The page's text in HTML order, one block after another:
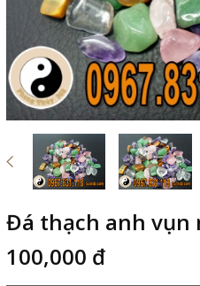
Đá thạch anh vụn
100,000 đ